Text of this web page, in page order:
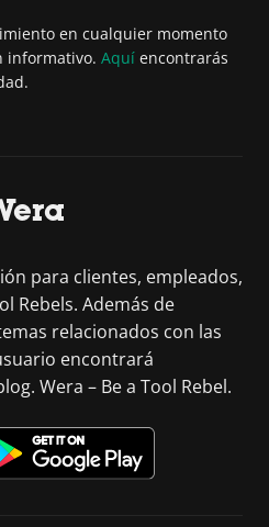
en cualquier momento
informativo. Aquí encontrarás
para clientes, empleados,
Rebels. Además de
relacionados con las
encontrará
Wera – Be a Tool Rebel.